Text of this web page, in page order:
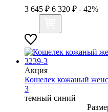
3 645 ₽ 6 320 ₽ - 42%
Акция
Кошелек кожаный
3
темный синий